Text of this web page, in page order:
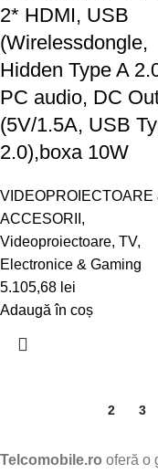
2* HDMI, USB
(Wirelessdongle,
Hidden Type A
PC audio, DC
(5V/1.5A, USB
2.0),boxa 10W
VIDEOPROIECTOARE
ACCESORII ,
Videoproiectoare, TV,
Electronice & Gaming
5.105,68 lei
Adaugă în coș
2 3
Telcomobile.ro oferă o